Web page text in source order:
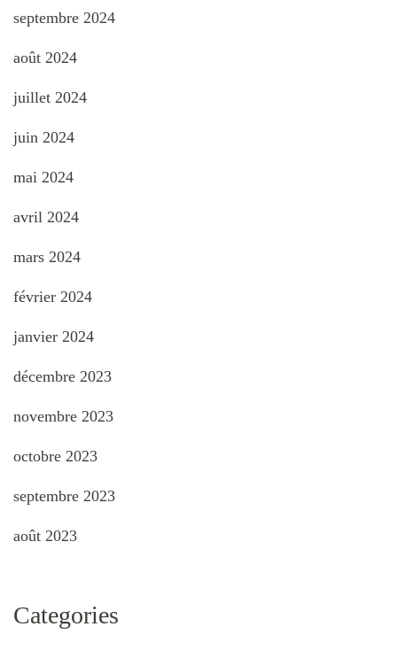
septembre 2024
août 2024
juillet 2024
juin 2024
mai 2024
avril 2024
mars 2024
février 2024
janvier 2024
décembre 2023
novembre 2023
octobre 2023
septembre 2023
août 2023
Categories